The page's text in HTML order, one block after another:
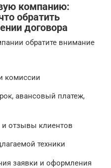
компанию:
обратить
договора
обратите внимание
комиссии
авансовый платеж,
и отзывы клиентов
техники
заявки и оформления